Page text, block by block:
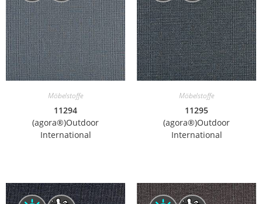
Möbelstoffe
11294
(agora®)Outdoor
International
Möbelstoffe
11295
(agora®)Outdoor
International